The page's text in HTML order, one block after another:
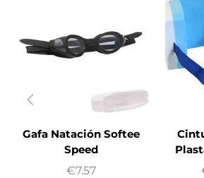
Gafa Natación Softee
Speed
€7.57